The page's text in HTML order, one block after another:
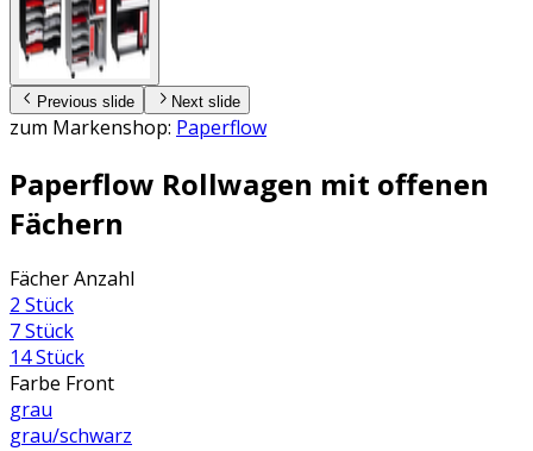
Previous slide Next slide
zum Markenshop: Paperflow
Paperflow Rollwagen mit offenen
Fächern
Fächer Anzahl
2 Stück
7 Stück
14 Stück
Farbe Front
grau
grau/schwarz